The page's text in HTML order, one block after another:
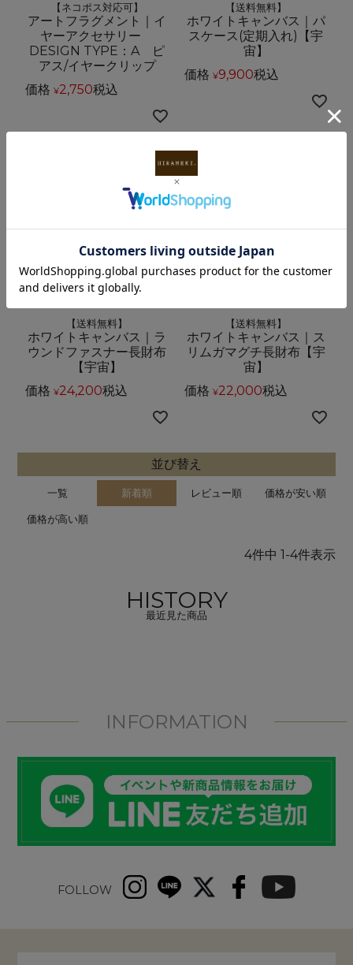
【ネコポス対応可】
アートフラグメント｜イ
ヤーアクセサリー
DESIGN TYPE：A ピ
アス/イヤークリップ
価格 ¥2,750税込
【送料無料】
ホワイトキャンバス｜パ
スケース(定期入れ)【宇
宙】
価格 ¥9,900税込
【送料無料】
ホワイトキャンバス｜ラ
ウンドファスナー長財布
【宇宙】
価格 ¥24,200税込
【送料無料】
ホワイトキャンバス｜ス
リムガマグチ長財布【宇
宙】
価格 ¥22,000税込
並び替え
一覧 新着順 レビュー順 価格が安い順
価格が高い順
4件中 1-4件表示
HISTORY
最近見た商品
INFORMATION
FOLLOW